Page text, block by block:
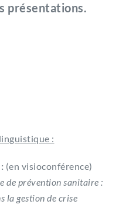
présentations.
:
(en visioconférence)
de prévention sanitaire :
la gestion de crise